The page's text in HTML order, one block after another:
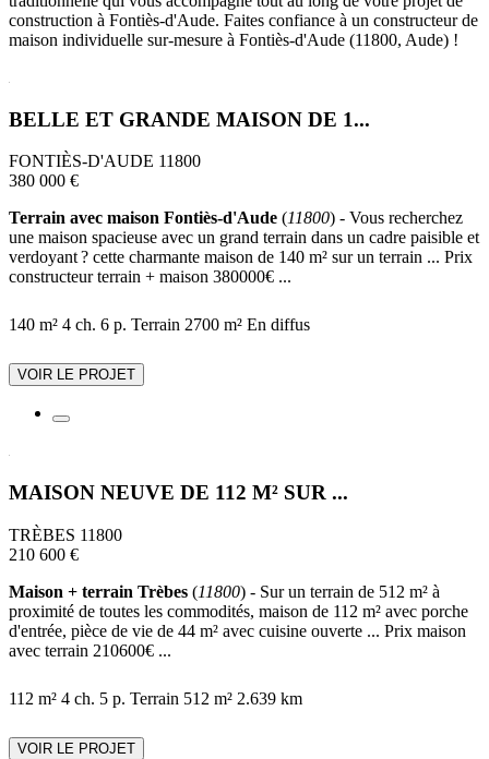
construction à Fontiès-d'Aude. Faites confiance à un constructeur de
maison individuelle sur-mesure à Fontiès-d'Aude (11800, Aude) !
BELLE ET GRANDE MAISON DE 1...
FONTIÈS-D'AUDE 11800
380 000 €
Terrain avec maison Fontiès-d'Aude (11800) - Vous recherchez
une maison spacieuse avec un grand terrain dans un cadre paisible et
verdoyant ? cette charmante maison de 140 m² sur un terrain ... Prix
constructeur terrain + maison 380000€ ...
140 m² 4 ch. 6 p. Terrain 2700 m² En diffus
VOIR LE PROJET
MAISON NEUVE DE 112 M² SUR ...
TRÈBES 11800
210 600 €
Maison + terrain Trèbes (11800) - Sur un terrain de 512 m² à
proximité de toutes les commodités, maison de 112 m² avec porche
d'entrée, pièce de vie de 44 m² avec cuisine ouverte ... Prix maison
avec terrain 210600€ ...
112 m² 4 ch. 5 p. Terrain 512 m² 2.639 km
VOIR LE PROJET